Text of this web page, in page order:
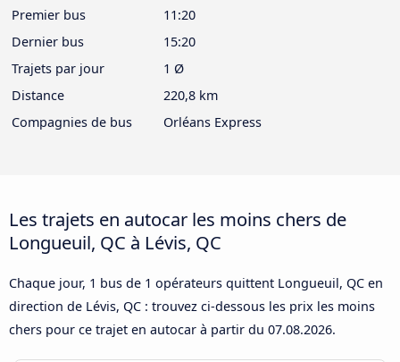
Premier bus
11:20
Dernier bus
15:20
Trajets par jour
1 Ø
Distance
220,8 km
Compagnies de bus
Orléans Express
Les trajets en autocar les moins chers de
Longueuil, QC à Lévis, QC
Chaque jour, 1 bus de 1 opérateurs quittent Longueuil, QC en
direction de Lévis, QC : trouvez ci-dessous les prix les moins
chers pour ce trajet en autocar à partir du 07.08.2026.